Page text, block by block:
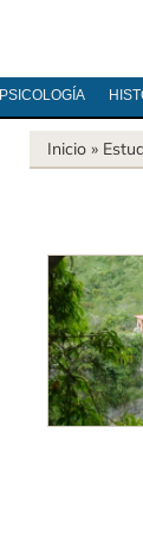
PSICOLOGÍA
Inicio »